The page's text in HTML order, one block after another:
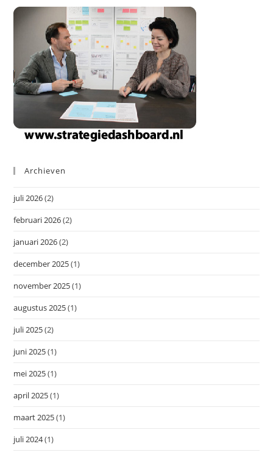
Archieven
juli 2026(2)
februari 2026(2)
januari 2026(2)
december 2025(1)
november 2025(1)
augustus 2025(1)
juli 2025(2)
juni 2025(1)
mei 2025(1)
april 2025(1)
maart 2025(1)
juli 2024(1)